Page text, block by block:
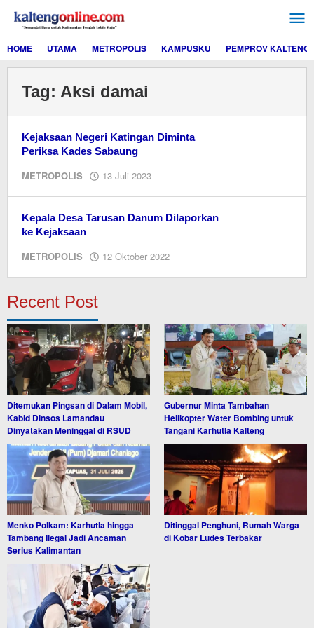
konten
HOME
UTAMA METROPOLIS KAMPUSKU PEMPROV KALTENG
Tag: Aksi damai
Kejaksaan Negeri Katingan Diminta
Periksa Kades Sabaung
METROPOLIS 13 Juli 2023
Kepala Desa Tarusan Danum Dilaporkan
ke Kejaksaan
METROPOLIS 12 Oktober 2022
Recent Post
Ditemukan Pingsan di Dalam Mobil,
Kabid Dinsos Lamandau
Dinyatakan Meninggal di RSUD
Gubernur Minta Tambahan
Helikopter Water Bombing untuk
Tangani Karhutla Kalteng
Menko Polkam: Karhutla hingga
Tambang Ilegal Jadi Ancaman
Serius Kalimantan
Ditinggal Penghuni, Rumah Warga
di Kobar Ludes Terbakar